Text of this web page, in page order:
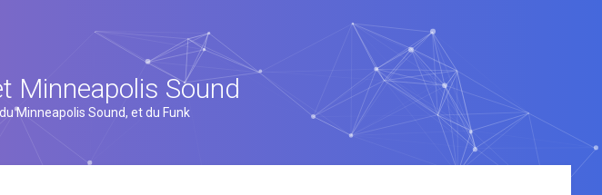
Minneapolis Sound
Minneapolis Sound, et du Funk